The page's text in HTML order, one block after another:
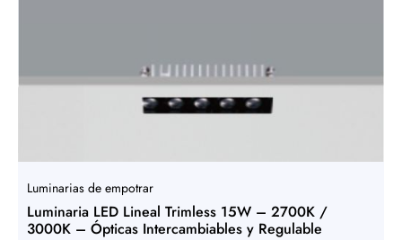
Luminarias de empotrar
Luminaria LED Lineal Trimless 15W – 2700K /
3000K – Ópticas Intercambiables y Regulable